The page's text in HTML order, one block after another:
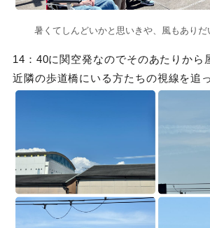
暑くてしんどいかと思いきや、風もありだ
14：40に関空発なのでそのあたりから
近隣の歩道橋にいる方たちの視線を追